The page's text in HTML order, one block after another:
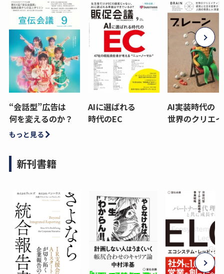
“会話型”広告は
何を変えるのか？
AIに選ばれる
時代のEC
AI実装時代の
世界のクリエ
もっと見る
新刊書籍